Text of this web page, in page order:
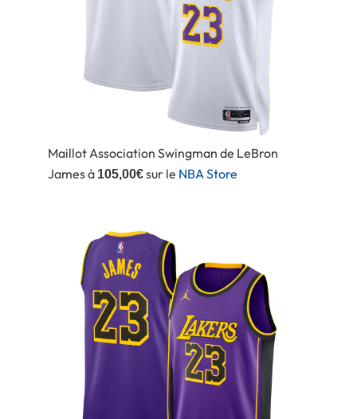
Maillot Association Swingman de LeBron
James à 105,00€sur le NBA Store